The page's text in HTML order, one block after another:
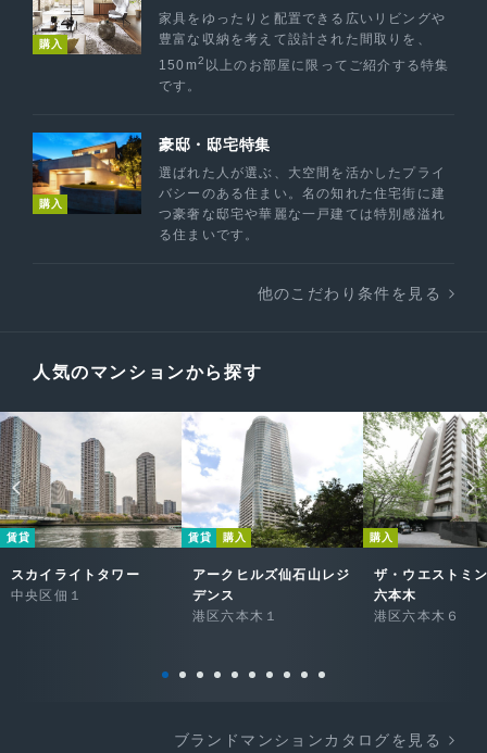
購入
家具をゆったりと配置できる広いリビングや
豊富な収納を考えて設計された間取りを、
150m2 以上のお部屋に限ってご紹介する特集
です。
購入
豪邸・邸宅特集
選ばれた人が選ぶ、大空間を活かしたプライ
バシーのある住まい。名の知れた住宅街に建
つ豪奢な邸宅や華麗な一戸建ては特別感溢れ
る住まいです。
他のこだわり条件を見る
人気のマンションから探す
賃貸
スカイライトタワー
中央区佃１
賃貸 購入
アークヒルズ仙石山レジ
デンス
港区六本木１
購入
ザ・ウエストミ
六本木
港区六本木６
ブランドマンションカタログを見る